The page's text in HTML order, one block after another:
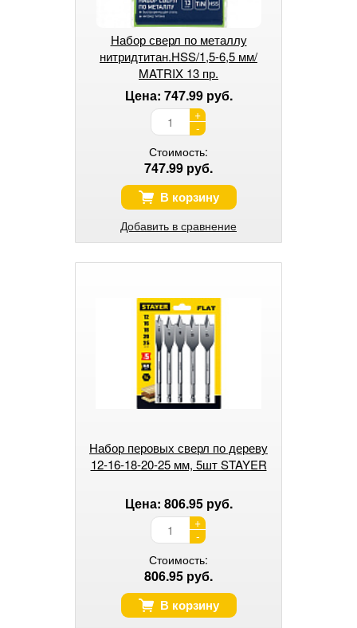
Набор сверл по металлу
нитридтитан.HSS/1,5-6,5 мм/
MATRIX 13 пр.
Цена: 747.99 руб.
+
-
Стоимость:
747.99 руб.
В корзину
Добавить в сравнение
Набор перовых сверл по дереву
12-16-18-20-25 мм, 5шт STAYER
Цена: 806.95 руб.
+
-
Стоимость:
806.95 руб.
В корзину